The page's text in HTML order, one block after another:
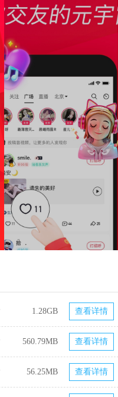
1.28GB 查看详情
560.79MB 查看详情
56.25MB 查看详情